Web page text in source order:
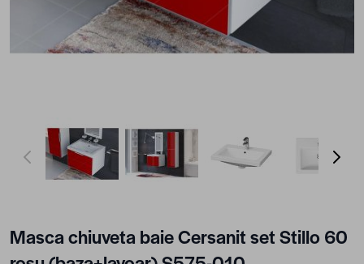
View larger imageView larger image
Masca chiuveta baie Cersanit set Stillo 60